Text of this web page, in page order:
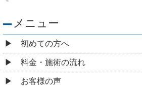
メニュー
初めての方へ
料金・施術の流れ
お客様の声